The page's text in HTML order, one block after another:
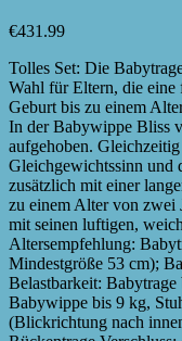
€431.99
Tolles Set: Die
Wahl für Eltern, die eine
Geburt bis zu einem
In der Babywippe Bliss
aufgehoben.
Gleichgewichtssinn
zusätzlich mit einer
zu einem Alter von zwei
mit seinen luftigen,
Altersempfehlung:
Mindestgröße 53 cm);
Belastbarkeit:
Babywippe bis 9 kg,
(Blickrichtung nach